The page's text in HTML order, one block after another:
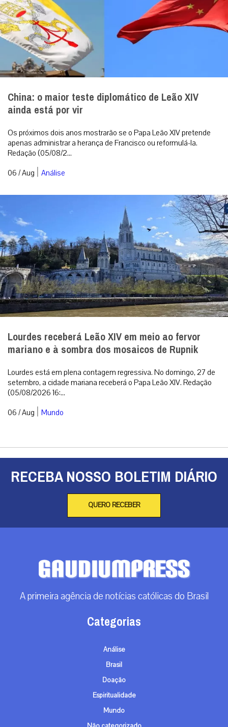
China: o maior teste diplomático de Leão XIV
ainda está por vir
Os próximos dois anos mostrarão se o Papa Leão XIV pretende
apenas administrar a herança de Francisco ou reformulá-la.
Redação (05/08/2...
06 / Aug | Análise
Lourdes receberá Leão XIV em meio ao fervor
mariano e à sombra dos mosaicos de Rupnik
Lourdes está em plena contagem regressiva. No domingo, 27 de
setembro, a cidade mariana receberá o Papa Leão XIV. Redação
(05/08/2026 16:...
06 / Aug | Mundo
RECEBA NOSSO BOLETIM DIÁRIO
QUERO RECEBER
A primeira agência de notícias católicas do Brasil
Categorias
Análise
Brasil
Doação
Espiritualidade
Mundo